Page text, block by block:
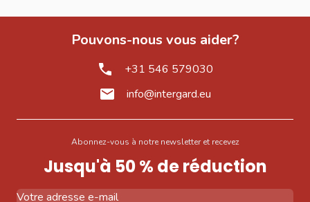
Pouvons-nous vous aider?
+31 546 579030
info@intergard.eu
Abonnez-vous à notre newsletter et recevez
Jusqu'à 50 % de réduction